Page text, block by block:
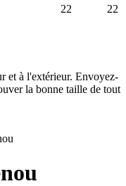
22 22
et à l'extérieur. Envoyez-
la bonne taille de tout